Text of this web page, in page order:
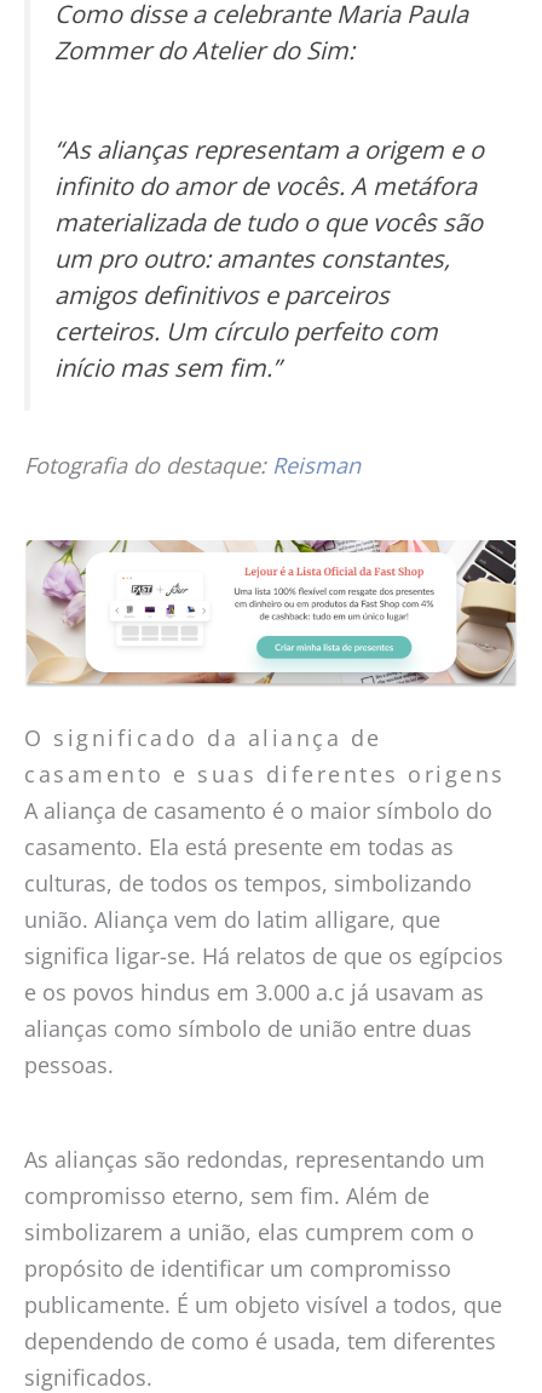
Como disse a celebrante Maria Paula
Zommer do Atelier do Sim:
“As alianças representam a origem e o
infinito do amor de vocês. A metáfora
materializada de tudo o que vocês são
um pro outro: amantes constantes,
amigos definitivos e parceiros
certeiros. Um círculo perfeito com
início mas sem fim.”
Fotografia do destaque: Reisman
O significado da aliança de
casamento e suas diferentes origens
A aliança de casamento é o maior símbolo do
casamento. Ela está presente em todas as
culturas, de todos os tempos, simbolizando
união. Aliança vem do latim alligare, que
significa ligar-se. Há relatos de que os egípcios
e os povos hindus em 3.000 a.c já usavam as
alianças como símbolo de união entre duas
pessoas.
As alianças são redondas, representando um
compromisso eterno, sem fim. Além de
simbolizarem a união, elas cumprem com o
propósito de identificar um compromisso
publicamente. É um objeto visível a todos, que
dependendo de como é usada, tem diferentes
significados.